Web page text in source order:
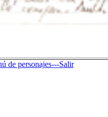
de personajes---Salir